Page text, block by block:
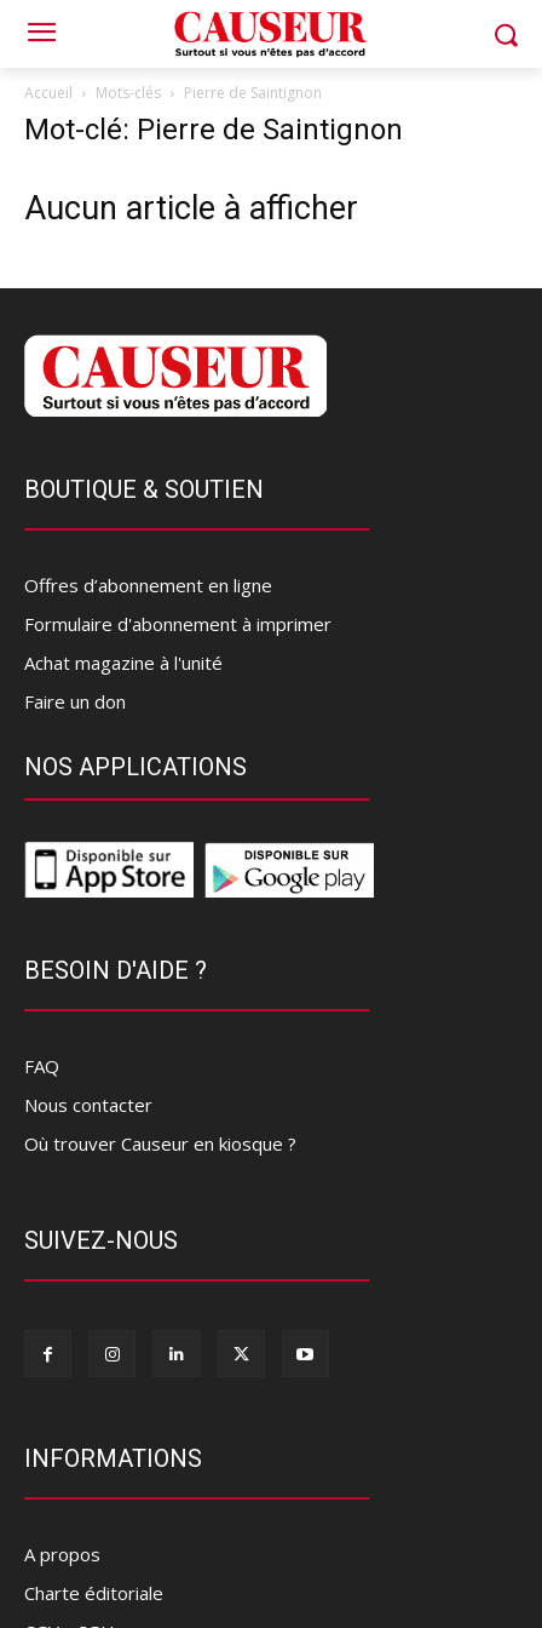
Accueil Mots-clés Pierre de Saintignon
Mot-clé: Pierre de Saintignon
Aucun article à afficher
BOUTIQUE & SOUTIEN
Offres d’abonnement en ligne
Formulaire d'abonnement à imprimer
Achat magazine à l'unité
Faire un don
NOS APPLICATIONS
BESOIN D'AIDE ?
FAQ
Nous contacter
Où trouver Causeur en kiosque ?
SUIVEZ-NOUS
INFORMATIONS
A propos
Charte éditoriale